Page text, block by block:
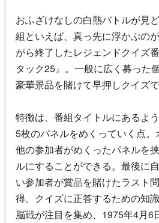
おふざけなしの白熱バトルが見
組といえば、真っ先に浮かぶの
がら終了したレジェンドクイズ
タック25』。一般に広く募った
豪華景品を賭けて早押しクイズで
特徴は、番組タイトルにあるよ
5枚のパネルをめくっていく点。
他の参加者がめくったパネルを
ルにすることができる。最後に
い参加者が賞品を賭けたラスト
得。クイズに正答するための知
脳戦が注目を集め、1975年4月6